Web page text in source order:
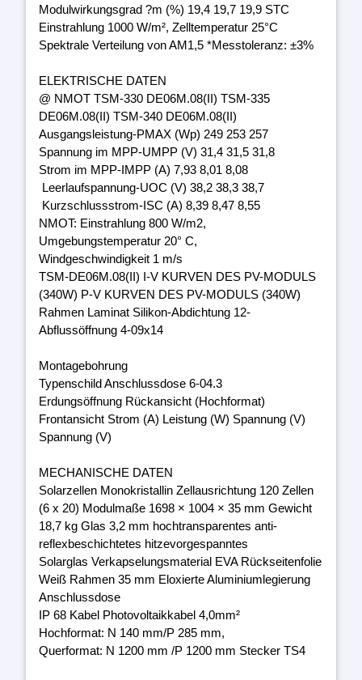
Modulwirkungsgrad ?m (%) 19,4 19,7 19,9 STC
Einstrahlung 1000 W/m², Zelltemperatur 25°C
Spektrale Verteilung von AM1,5 *Messtoleranz: ±3%
ELEKTRISCHE DATEN
@ NMOT TSM-330 DE06M.08(II) TSM-335
DE06M.08(II) TSM-340 DE06M.08(II)
Ausgangsleistung-PMAX (Wp) 249 253 257
Spannung im MPP-UMPP (V) 31,4 31,5 31,8
Strom im MPP-IMPP (A) 7,93 8,01 8,08
Leerlaufspannung-UOC (V) 38,2 38,3 38,7
Kurzschlussstrom-ISC (A) 8,39 8,47 8,55
NMOT: Einstrahlung 800 W/m2,
Umgebungstemperatur 20° C,
Windgeschwindigkeit 1 m/s
TSM-DE06M.08(II) I-V KURVEN DES PV-MODULS
(340W) P-V KURVEN DES PV-MODULS (340W)
Rahmen Laminat Silikon-Abdichtung 12-
Abflussöffnung 4-09x14
Montagebohrung
Typenschild Anschlussdose 6-04.3
Erdungsöffnung Rückansicht (Hochformat)
Frontansicht Strom (A) Leistung (W) Spannung (V)
Spannung (V)
MECHANISCHE DATEN
Solarzellen Monokristallin Zellausrichtung 120 Zellen
(6 x 20) Modulmaße 1698 × 1004 × 35 mm Gewicht
18,7 kg Glas 3,2 mm hochtransparentes anti-
reflexbeschichtetes hitzevorgespanntes
Solarglas Verkapselungsmaterial EVA Rückseitenfolie
Weiß Rahmen 35 mm Eloxierte Aluminiumlegierung
Anschlussdose
IP 68 Kabel Photovoltaikkabel 4,0mm²
Hochformat: N 140 mm/P 285 mm,
Querformat: N 1200 mm /P 1200 mm Stecker TS4